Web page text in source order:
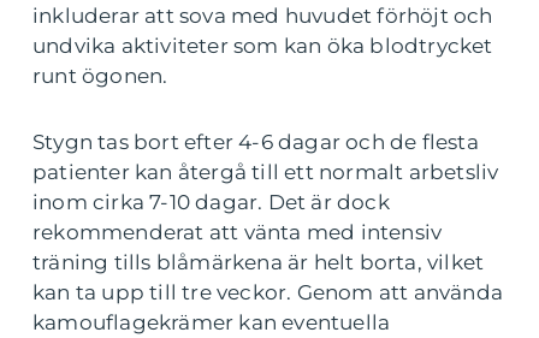
inkluderar att sova med huvudet förhöjt och
undvika aktiviteter som kan öka blodtrycket
runt ögonen.
Stygn tas bort efter 4-6 dagar och de flesta
patienter kan återgå till ett normalt arbetsliv
inom cirka 7-10 dagar. Det är dock
rekommenderat att vänta med intensiv
träning tills blåmärkena är helt borta, vilket
kan ta upp till tre veckor. Genom att använda
kamouflagekrämer kan eventuella